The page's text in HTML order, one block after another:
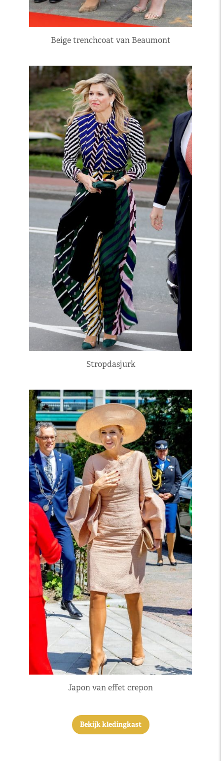
Beige trenchcoat van Beaumont
Stropdasjurk
Japon van effet crepon
Bekijk kledingkast